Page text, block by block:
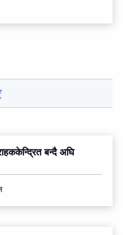
बन्दै अघि